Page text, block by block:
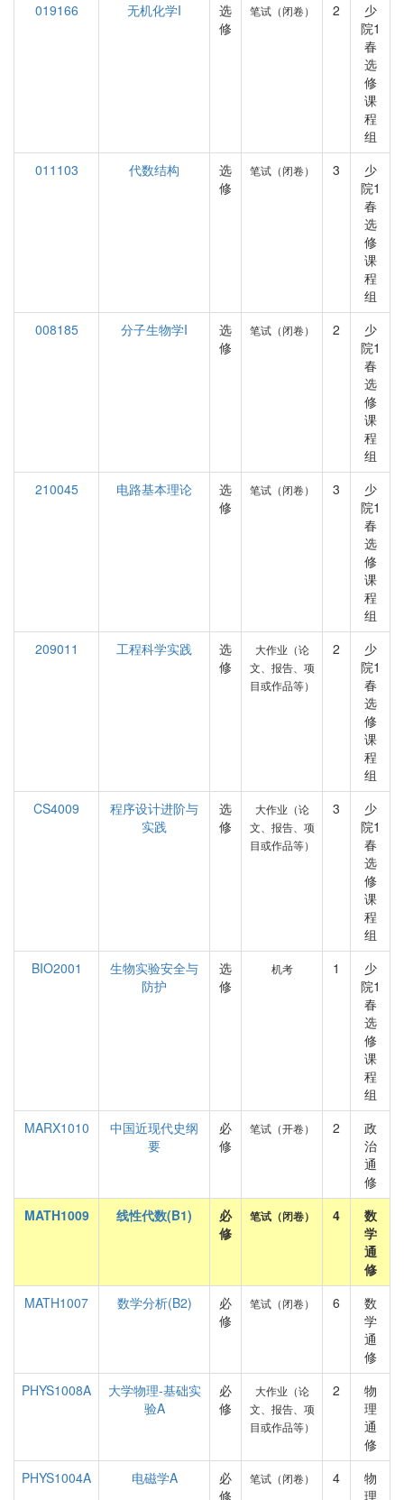
019166
无机化学I
选
修
笔试（闭卷） 2
少
院1
春
选
修
课
程
组
011103
代数结构
选
修
笔试（闭卷） 3
少
院1
春
选
修
课
程
组
008185
分子生物学I
选
修
笔试（闭卷） 2
少
院1
春
选
修
课
程
组
210045
电路基本理论
选
修
笔试（闭卷） 3
少
院1
春
选
修
课
程
组
209011
工程科学实践
选
修
大作业（论
文、报告、项
目或作品等）
2
少
院1
春
选
修
课
程
组
CS4009
程序设计进阶与
实践
选
修
大作业（论
文、报告、项
目或作品等）
3
少
院1
春
选
修
课
程
组
BIO2001
生物实验安全与
防护
选
修
机考 1
少
院1
春
选
修
课
程
组
MARX1010
中国近现代史纲
要
必
修
笔试（开卷） 2
政
治
通
修
MATH1009
线性代数(B1)
必
修
笔试（闭卷） 4
数
学
通
修
MATH1007
数学分析(B2)
必
修
笔试（闭卷） 6
数
学
通
修
PHYS1008A
大学物理-基础实
验A
必
修
大作业（论
文、报告、项
目或作品等）
2
物
理
通
修
PHYS1004A
电磁学A
必
修
笔试（闭卷） 4
物
理